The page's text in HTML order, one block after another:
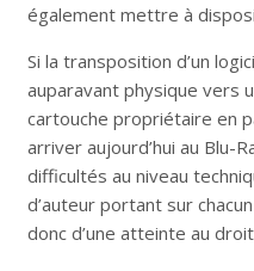
également mettre à
Si la transposition d’un
auparavant physique vers
cartouche propriétaire en
arriver aujourd’hui au Blu-
difficultés au niveau
d’auteur portant sur
donc d’une atteinte au